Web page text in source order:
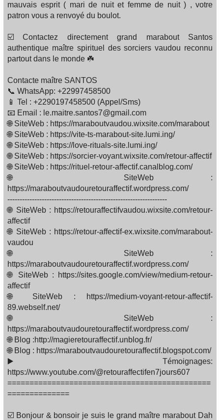
mauvais esprit ( mari de nuit et femme de nuit ) , votre
patron vous a renvoyé du boulot.
☑️ Contactez directement grand marabout Santos
authentique maître spirituel des sorciers vaudou reconnu
partout dans le monde ☘️
Contacte maître SANTOS
📞 WhatsApp: +22997458500
📱 Tel : +2290197458500 (Appel/Sms)
📧 Email : le.maitre.santos7@gmail.com
🌐 SiteWeb : https://maraboutvaudou.wixsite.com/marabout
🌐 SiteWeb : https://vite-ts-marabout-site.lumi.ing/
🌐 SiteWeb : https://love-rituals-site.lumi.ing/
🌐 SiteWeb : https://sorcier-voyant.wixsite.com/retour-affectif
🌐 SiteWeb : https://rituel-retour-affectif.canalblog.com/
🌐 SiteWeb :
https://maraboutvaudouretouraffectif.wordpress.com/
-----------------------------------------------------------------
🌐 SiteWeb : https://retouraffectifvaudou.wixsite.com/retour-
affectif
🌐 SiteWeb : https://retour-affectif-ex.wixsite.com/marabout-
vaudou
🌐 SiteWeb :
https://maraboutvaudouretouraffectif.wordpress.com/
🌐 SiteWeb : https://sites.google.com/view/medium-retour-
affectif
🌐 SiteWeb : https://medium-voyant-retour-affectif-
89.webself.net/
🌐 SiteWeb :
https://maraboutvaudouretouraffectif.wordpress.com/
🌐 Blog :http://magieretouraffectif.unblog.fr/
🌐 Blog : https://maraboutvaudouretouraffectif.blogspot.com/
▶️ Témoignages:
https://www.youtube.com/@retouraffectifen7jours607
==============================================
==============
☑️ Bonjour & bonsoir je suis le grand maître marabout Dah